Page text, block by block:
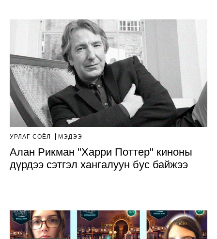
УРЛАГ СОЁЛ МЭДЭЭ
Алан Рикман "Харри Поттер" киноны
дүрдээ сэтгэл хангалуун бус байжээ